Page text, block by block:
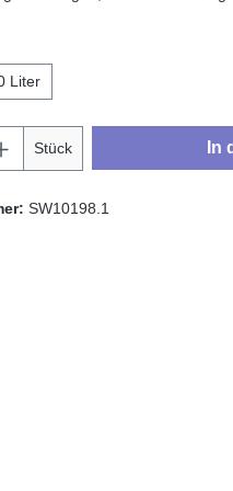
Liter
Anzahl: Gib den
Stück In
SW10198.1